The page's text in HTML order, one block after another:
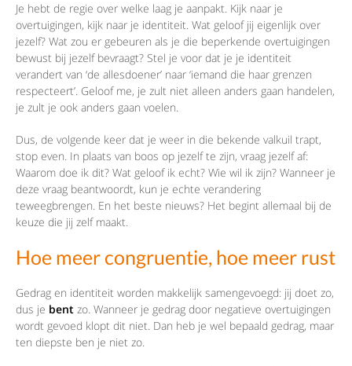
Je hebt de regie over welke laag je aanpakt. Kijk naar je
overtuigingen, kijk naar je identiteit. Wat geloof jij eigenlijk over
jezelf? Wat zou er gebeuren als je die beperkende overtuigingen
bewust bij jezelf bevraagt? Stel je voor dat je je identiteit
verandert van ‘de allesdoener’ naar ‘iemand die haar grenzen
respecteert’. Geloof me, je zult niet alleen anders gaan handelen,
je zult je ook anders gaan voelen.
Dus, de volgende keer dat je weer in die bekende valkuil trapt,
stop even. In plaats van boos op jezelf te zijn, vraag jezelf af:
Waarom doe ik dit? Wat geloof ik echt? Wie wil ik zijn? Wanneer je
deze vraag beantwoordt, kun je echte verandering
teweegbrengen. En het beste nieuws? Het begint allemaal bij de
keuze die jij zelf maakt.
Hoe meer congruentie, hoe meer rust
Gedrag en identiteit worden makkelijk samengevoegd: jij doet zo,
dus je bent zo. Wanneer je gedrag door negatieve overtuigingen
wordt gevoed klopt dit niet. Dan heb je wel bepaald gedrag, maar
ten diepste ben je niet zo.